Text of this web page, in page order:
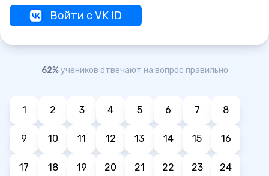
Войти с VK ID
62%учеников отвечают на вопрос правильно
1 2 3 4 5 6 7 8
9 10 11 12 13 14 15 16
17 18 19 20 21 22 23 24